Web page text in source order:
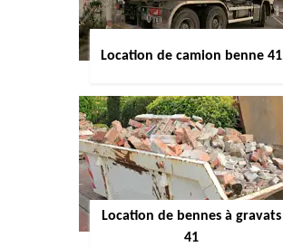
Location de camion benne 41
Location de bennes à gravats
41